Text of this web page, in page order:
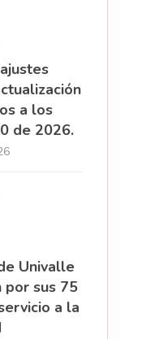
a los
de 2026.
Univalle
por sus 75
a la